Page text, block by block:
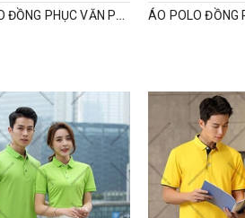
ÁO POLO ĐỒNG PHỤC VĂN PHÒNG